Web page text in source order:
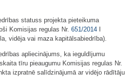
statuss projekta pieteikuma
Komisijas regulas Nr. 651/2014
vidēja vai maza kapitālsabiedrība).
apliecinājums, ka ieguldījumu
tīru pieaugumu Komisijas regulas Nr.
izpratnē salīdzinājumā ar vidējo rādītāju